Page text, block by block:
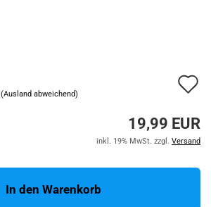
(Ausland abweichend)
19,99 EUR
inkl. 19% MwSt. zzgl. Versand
In den Warenkorb